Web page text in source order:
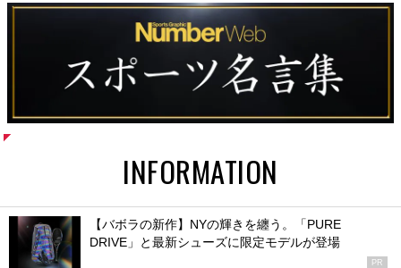
INFORMATION
【バボラの新作】NYの輝きを纏う。「PURE
DRIVE」と最新シューズに限定モデルが登場
PR